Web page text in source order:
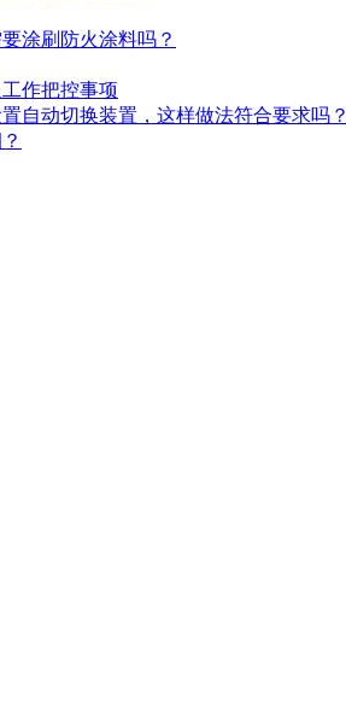
涂刷防火涂料吗？
作把控事项
自动切换装置，这样做法符合要求吗？